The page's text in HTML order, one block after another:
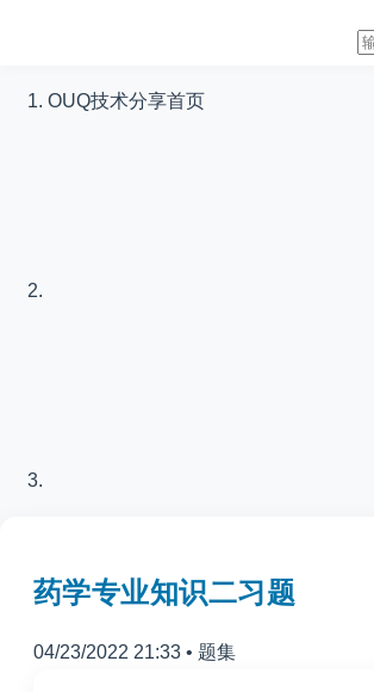
OUQ技术分享首页
药学专业知识二习题
04/23/2022 21:33 • 题集